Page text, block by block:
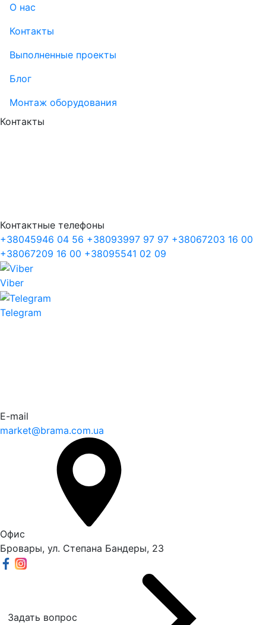
О нас
Контакты
Выполненные проекты
Блог
Монтаж оборудования
Контакты
Контактные телефоны
+38045946 04 56 +38093997 97 97 +38067203 16 00
+38067209 16 00 +38095541 02 09
Viber
Telegram
E-mail
market@brama.com.ua
Офис
Бровары, ул. Степана Бандеры, 23
Задать вопрос